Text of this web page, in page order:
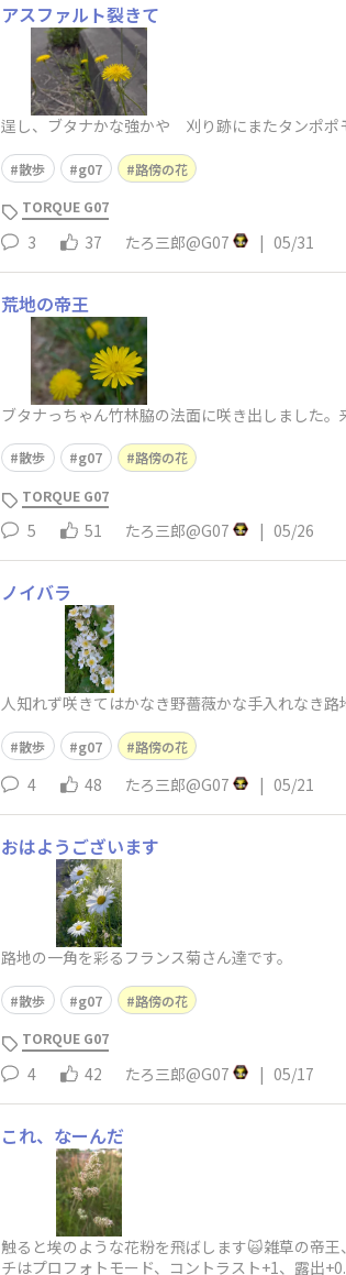
アスファルト裂きて
逞し、ブタナかな強かや 刈り跡にまたタンポ
散歩 g07 路傍の花
TORQUE G07
3 37 たろ三郎@G07 | 05/31
荒地の帝王
ブタナっちゃん竹林脇の法面に咲き出しました
散歩 g07 路傍の花
TORQUE G07
5 51 たろ三郎@G07 | 05/26
ノイバラ
人知れず咲きてはかなき野薔薇かな手入れなき路
散歩 g07 路傍の花
4 48 たろ三郎@G07 | 05/21
おはようございます
路地の一角を彩るフランス菊さん達です。
散歩 g07 路傍の花
TORQUE G07
4 42 たろ三郎@G07 | 05/17
これ、なーんだ
触ると埃のような花粉を飛ばします🙀雑草の帝
チはプロフォトモード、コントラスト+1、露出